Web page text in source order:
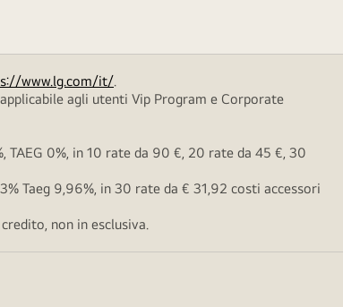
www.lg.com/it/.
agli utenti Vip Program e Corporate
0%, in 10 rate da 90 €, 20 rate da 45 €, 30
Taeg 9,96%, in 30 rate da € 31,92 costi accessori
non in esclusiva.